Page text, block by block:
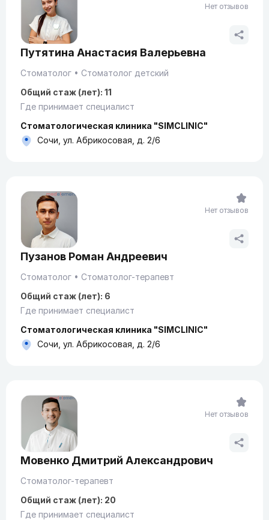
Путятина Анастасия Валерьевна
Стоматолог
Стоматолог детский
Общий стаж (лет): 11
Где принимает специалист
Стоматологическая клиника "SIMCLINIC"
Сочи, ул. Абрикосовая, д. 2/6
Нет отзывов
Пузанов Роман Андреевич
Стоматолог
Стоматолог-терапевт
Общий стаж (лет): 6
Где принимает специалист
Стоматологическая клиника "SIMCLINIC"
Сочи, ул. Абрикосовая, д. 2/6
Нет отзывов
Мовенко Дмитрий Александрович
Стоматолог-терапевт
Общий стаж (лет): 20
Где принимает специалист
Нет отзывов